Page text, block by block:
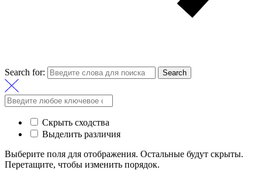
Search for: Search
Скрыть сходства
Выделить различия
Выберите поля для отображения. Остальные будут скрыты.
Перетащите, чтобы изменить порядок.